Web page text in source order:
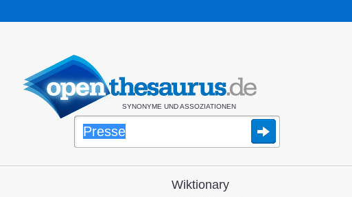
SYNONYME UND ASSOZIATIONEN
Wiktionary